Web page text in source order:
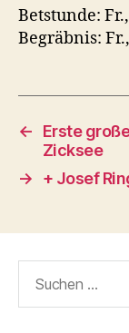
Betstunde:
Begräbnis:
←
Erste
Zicksee
→
+ Josef
nach: